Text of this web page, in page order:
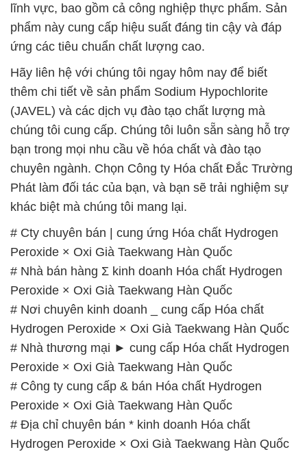
lĩnh vực, bao gồm cả công nghiệp thực phẩm. Sản
phẩm này cung cấp hiệu suất đáng tin cậy và đáp
ứng các tiêu chuẩn chất lượng cao.
Hãy liên hệ với chúng tôi ngay hôm nay để biết
thêm chi tiết về sản phẩm Sodium Hypochlorite
(JAVEL) và các dịch vụ đào tạo chất lượng mà
chúng tôi cung cấp. Chúng tôi luôn sẵn sàng hỗ trợ
bạn trong mọi nhu cầu về hóa chất và đào tạo
chuyên ngành. Chọn Công ty Hóa chất Đắc Trường
Phát làm đối tác của bạn, và bạn sẽ trải nghiệm sự
khác biệt mà chúng tôi mang lại.
# Cty chuyên bán | cung ứng Hóa chất Hydrogen
Peroxide × Oxi Già Taekwang Hàn Quốc
# Nhà bán hàng Σ kinh doanh Hóa chất Hydrogen
Peroxide × Oxi Già Taekwang Hàn Quốc
# Nơi chuyên kinh doanh _ cung cấp Hóa chất
Hydrogen Peroxide × Oxi Già Taekwang Hàn Quốc
# Nhà thương mại ► cung cấp Hóa chất Hydrogen
Peroxide × Oxi Già Taekwang Hàn Quốc
# Công ty cung cấp & bán Hóa chất Hydrogen
Peroxide × Oxi Già Taekwang Hàn Quốc
# Địa chỉ chuyên bán * kinh doanh Hóa chất
Hydrogen Peroxide × Oxi Già Taekwang Hàn Quốc